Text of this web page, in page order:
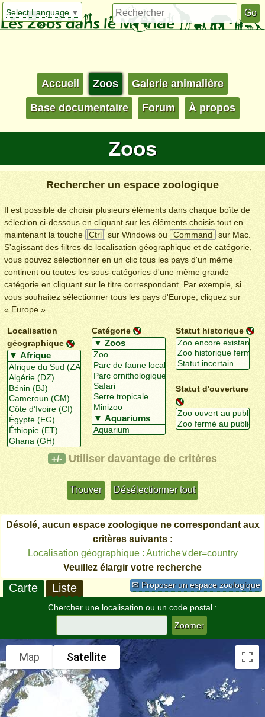
Select Language ▼
Accueil Zoos Galerie animalière
Base documentaire Forum À propos
Zoos
Rechercher un espace zoologique
Il est possible de choisir plusieurs éléments dans chaque boîte de
sélection ci-dessous en cliquant sur les éléments choisis tout en
maintenant la touche
Ctrl sur Windows ou Command
sur Mac.
S'agissant des filtres de localisation géographique et de catégorie,
vous pouvez sélectionner en un clic tous les pays d'un même
continent ou toutes les sous-catégories d'une même grande
catégorie en cliquant sur le titre correspondant. Par exemple, si
vous souhaitez sélectionner tous les pays d'Europe, cliquez sur
« Europe ».
Localisation
géographique
Catégorie Statut historique
Statut d'ouverture
+/- Utiliser davantage de critères
Désolé, aucun espace zoologique ne correspondant aux
critères suivants :
Localisation géographique : Autriche∨der=country
Veuillez élargir votre recherche
✉ Proposer un espace zoologique
Carte Liste
Chercher une localisation ou un code postal :
Map Satellite